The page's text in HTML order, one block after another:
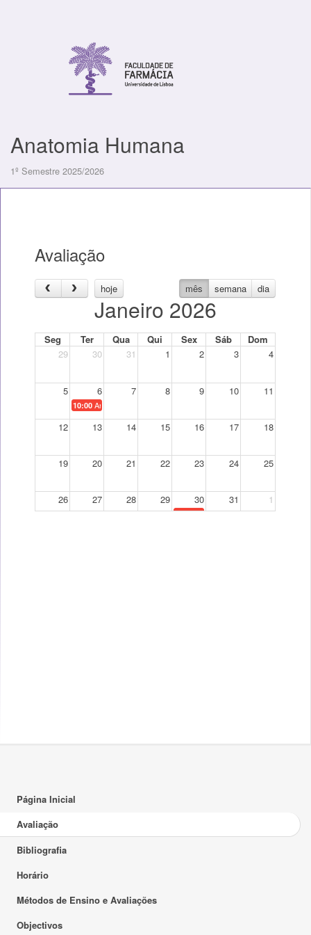
Anatomia Humana
1º Semestre 2025/2026
Avaliação
hoje mês semana dia
Janeiro 2026
Seg Ter Qua Qui Sex Sáb
Dom
29
30 31 1 2 3 4
5 6 7 8 9 10 11
10:00 Anatomia Humana - Melhoria (Época Normal)
12 13 14 15 16 17 18
19 20 21 22 23 24 25
26 27 28 29 30 31 1
10:00 Anatomia Humana - Melhoria
Página Inicial
Avaliação
Bibliografia
Horário
Métodos de Ensino e Avaliações
Objectivos